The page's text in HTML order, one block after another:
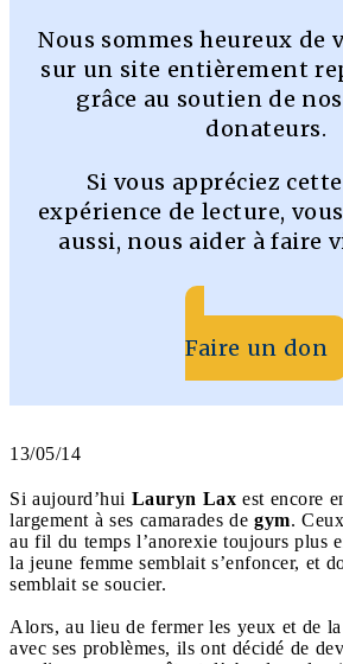
Nous sommes heureux de
sur un site entièrement
grâce au soutien de
donateurs.
Si vous appréciez
expérience de lecture,
aussi, nous aider à faire
Faire un don
13/05/14
Si aujourd’hui Lauryn Lax est encore
largement à ses camarades de gym.
au fil du temps l’anorexie toujours plus
la jeune femme semblait s’enfoncer, et
semblait se soucier.
Alors, au lieu de fermer les yeux et de la
avec ses problèmes, ils ont décidé de